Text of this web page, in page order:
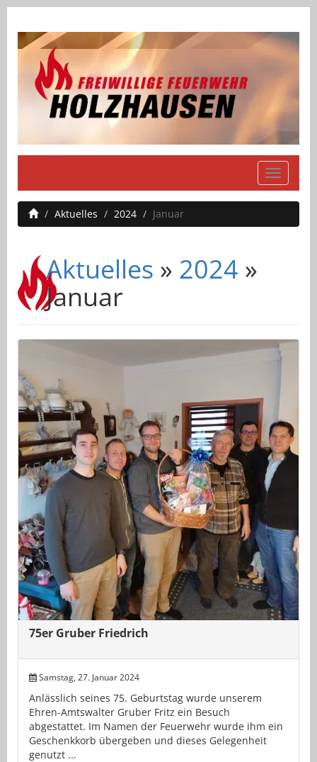
Aktuelles
2024 Januar
Aktuelles » 2024 »
Januar
75er Gruber Friedrich
Samstag, 27. Januar 2024
Anlässlich seines 75. Geburtstag wurde unserem
Ehren-Amtswalter Gruber Fritz ein Besuch
abgestattet. Im Namen der Feuerwehr wurde ihm ein
Geschenkkorb übergeben und dieses Gelegenheit
genutzt ...